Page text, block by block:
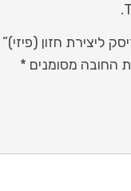
החובה מסומנים *